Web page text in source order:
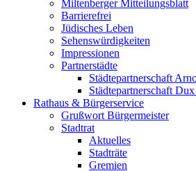
Miltenberger Mitteilungsblatt
Barrierefrei
Jüdisches Leben
Sehenswürdigkeiten
Impressionen
Partnerstädte
Städtepartnerschaft
Städtepartnerschaft
Rathaus & Bürgerservice
Grußwort Bürgermeister
Stadtrat
Aktuelles
Stadträte
Gremien